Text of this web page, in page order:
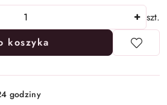
szt.
koszyka
godziny